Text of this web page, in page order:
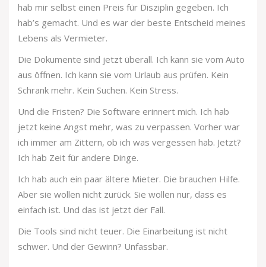
hab mir selbst einen Preis für Disziplin gegeben. Ich
hab’s gemacht. Und es war der beste Entscheid meines
Lebens als Vermieter.
Die Dokumente sind jetzt überall. Ich kann sie vom Auto
aus öffnen. Ich kann sie vom Urlaub aus prüfen. Kein
Schrank mehr. Kein Suchen. Kein Stress.
Und die Fristen? Die Software erinnert mich. Ich hab
jetzt keine Angst mehr, was zu verpassen. Vorher war
ich immer am Zittern, ob ich was vergessen hab. Jetzt?
Ich hab Zeit für andere Dinge.
Ich hab auch ein paar ältere Mieter. Die brauchen Hilfe.
Aber sie wollen nicht zurück. Sie wollen nur, dass es
einfach ist. Und das ist jetzt der Fall.
Die Tools sind nicht teuer. Die Einarbeitung ist nicht
schwer. Und der Gewinn? Unfassbar.